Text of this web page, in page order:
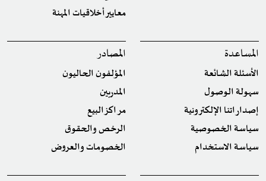
معايير أخلاقيات المهنة
المساعدة
الأسئلة الشائعة
سهولة الوصول
إصداراتنا الإلكترونية
سياسة الخصوصية
سياسة الاستخدام
المصادر
المؤلفون الحاليون
المدربين
مراكز البيع
الرخص والحقوق
الخصومات والعروض